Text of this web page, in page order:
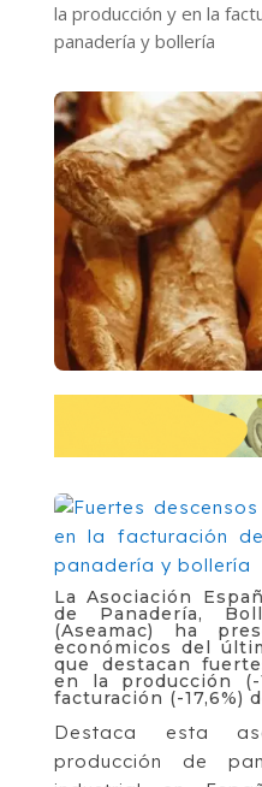
la producción y en la
panadería y bollería
La Asociación
de Panadería,
(Aseamac) ha
económicos del
que destacan
en la producción (-
facturación (-17,6%)
Destaca esta
producción de